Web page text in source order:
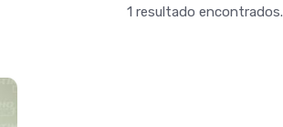
1 resultado encontrados.